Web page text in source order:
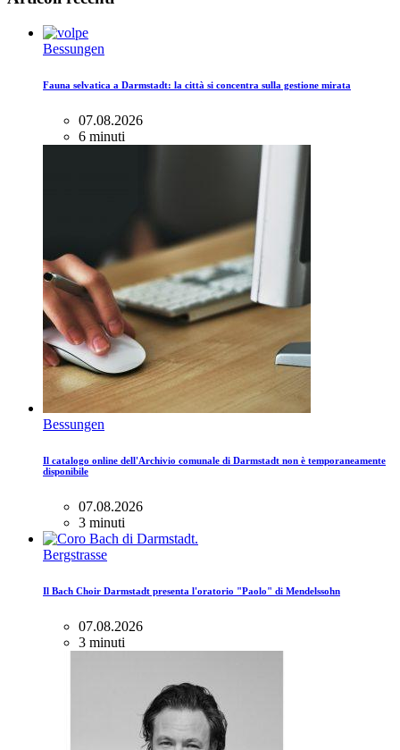
Bessungen
Fauna selvatica a Darmstadt: la città si concentra sulla gestione mirata
07.08.2026
6 minuti
Bessungen
Il catalogo online dell'Archivio comunale di Darmstadt non è temporaneamente
disponibile
07.08.2026
3 minuti
Bergstrasse
Il Bach Choir Darmstadt presenta l'oratorio "Paolo" di Mendelssohn
07.08.2026
3 minuti